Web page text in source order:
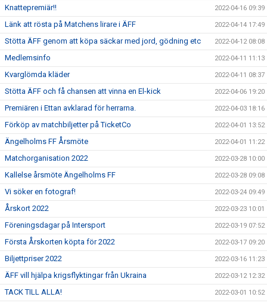
Knattepremiär!! 2022-04-16 09:39
Länk att rösta på Matchens lirare i ÄFF 2022-04-14 17:49
Stötta ÄFF genom att köpa säckar med jord, gödning etc 2022-04-12 08:08
Medlemsinfo 2022-04-11 11:13
Kvarglömda kläder 2022-04-11 08:37
Stötta ÄFF och få chansen att vinna en El-kick 2022-04-06 19:20
Premiären i Ettan avklarad för herrarna. 2022-04-03 18:16
Förköp av matchbiljetter på TicketCo 2022-04-01 13:52
Ängelholms FF Årsmöte 2022-04-01 11:22
Matchorganisation 2022 2022-03-28 10:00
Kallelse årsmöte Ängelholms FF 2022-03-28 09:08
Vi söker en fotograf! 2022-03-24 09:49
Årskort 2022 2022-03-23 10:01
Föreningsdagar på Intersport 2022-03-19 07:52
Första Årskorten köpta för 2022 2022-03-17 09:20
Biljettpriser 2022 2022-03-16 11:23
ÄFF vill hjälpa krigsflyktingar från Ukraina 2022-03-12 12:32
TACK TILL ALLA! 2022-03-01 10:52